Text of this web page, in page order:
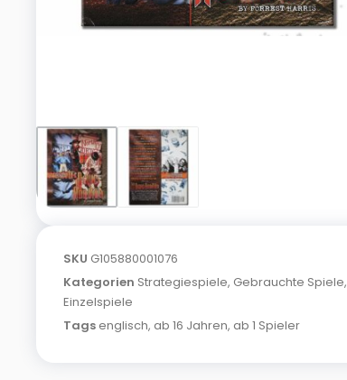
SKU G105880001076
Kategorien Strategiespiele, Gebrauchte Spiele,
Einzelspiele
Tags englisch, ab 16 Jahren, ab 1 Spieler